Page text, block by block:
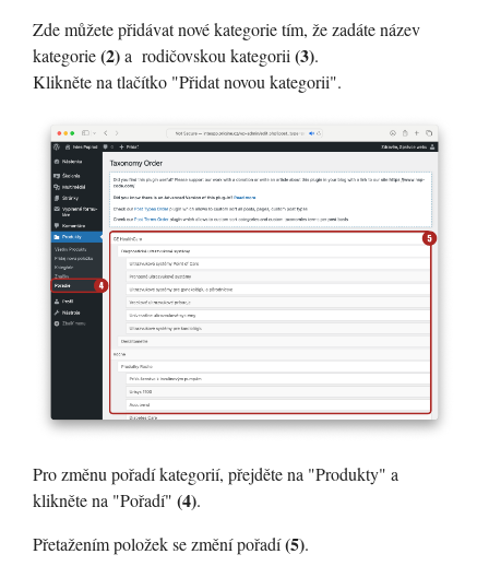
Zde můžete přidávat nové kategorie tím, že zadáte název
kategorie(2)a rodičovskou kategorii (3).
Klikněte na tlačítko "Přidat novou kategorii".
Pro změnu pořadí kategorií, přejděte na "Produkty" a
klikněte na "Pořadí" (4).
Přetažením položek se změní pořadí(5).